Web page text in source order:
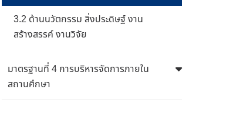
3.2 ด้านนวัตกรรม สิ่งประดิษฐ์ งาน
สร้างสรรค์ งานวิจัย
มาตรฐานที่ 4 การบริหารจัดการภายใน
สถานศึกษา